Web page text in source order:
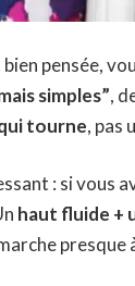
pensée,
simples”,
tourne, pas
: si vous
haut fluide +
presque